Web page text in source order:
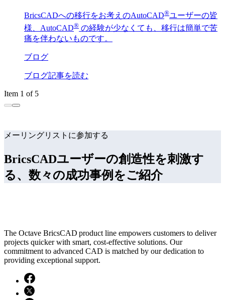
BricsCADへの移行をお考えのAutoCAD®ユーザーの皆
様、AutoCAD® の経験が少なくても、移行は簡単で苦
痛を伴わないものです。
ブログ
ブログ記事を読む
Item 1 of 5
メーリングリストに参加する
BricsCADユーザーの創造性を刺激す
る、数々の成功事例をご紹介
The Octave BricsCAD product line empowers customers to deliver
projects quicker with smart, cost-effective solutions. Our
commitment to advanced CAD is matched by our dedication to
providing exceptional support.